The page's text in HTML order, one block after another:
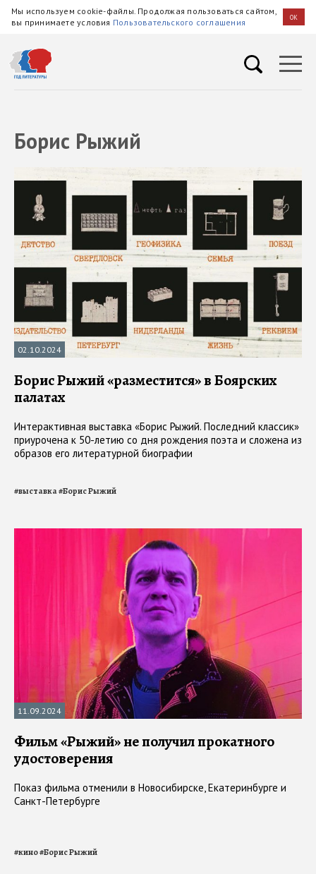
Мы используем cookie-файлы. Продолжая пользоваться сайтом,
вы принимаете условия Пользовательского соглашения OK
Борис Рыжий
02.10.2024
Борис Рыжий «разместится» в Боярских
палатах
Интерактивная выставка «Борис Рыжий. Последний классик»
приурочена к 50-летию со дня рождения поэта и сложена из
образов его литературной биографии
#выставка#Борис Рыжий
11.09.2024
Фильм «Рыжий» не получил прокатного
удостоверения
Показ фильма отменили в Новосибирске, Екатеринбурге и
Санкт-Петербурге
#кино#Борис Рыжий